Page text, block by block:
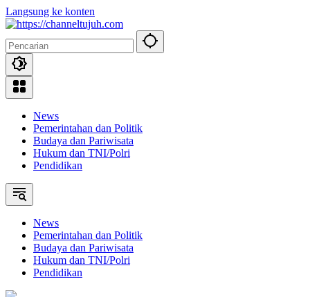
Langsung ke konten
News
Pemerintahan dan Politik
Budaya dan Pariwisata
Hukum dan TNI/Polri
Pendidikan
News
Pemerintahan dan Politik
Budaya dan Pariwisata
Hukum dan TNI/Polri
Pendidikan